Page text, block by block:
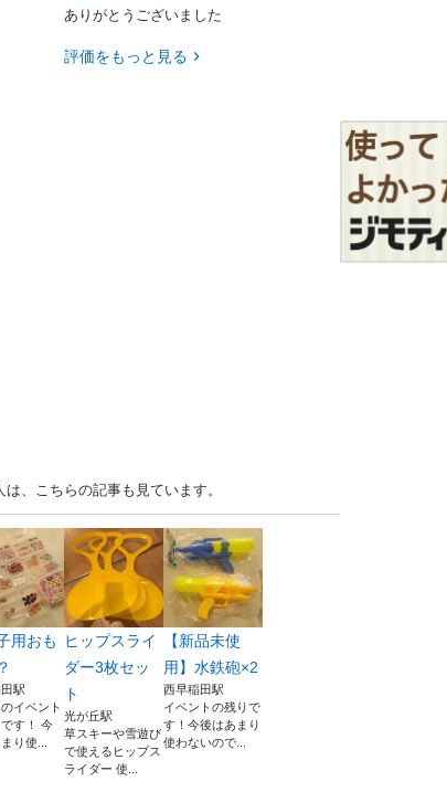
ありがとうございました
評価をもっと見る
、こちらの記事も見ています。
用おも
駅
イベント
す！ 今
り使...
ヒップスライ
ダー3枚セッ
ト
光が丘駅
草スキーや雪遊び
で使えるヒップス
ライダー 使...
【新品未使
用】水鉄砲×2
西早稲田駅
イベントの残りで
す！今後はあまり
使わないので...